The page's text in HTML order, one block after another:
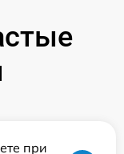
при